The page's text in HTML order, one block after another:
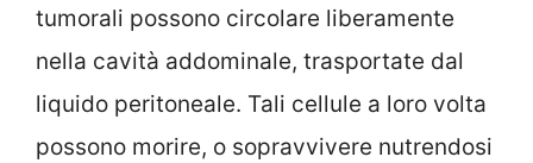
tumorali possono circolare liberamente
nella cavità addominale, trasportate dal
liquido peritoneale. Tali cellule a loro volta
possono morire, o sopravvivere nutrendosi